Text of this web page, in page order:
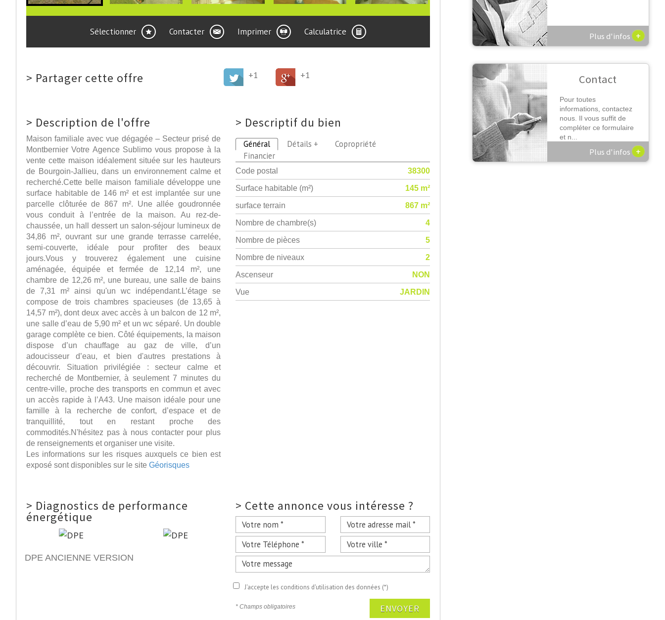
Sélectionner Contacter Imprimer Calculatrice
> Partager cette offre +1 +1
> Description de l'offre
Maison familiale avec vue dégagée – Secteur prisé de
Montbernier Votre Agence Sublimo vous propose à la
vente cette maison idéalement située sur les hauteurs
de Bourgoin-Jallieu, dans un environnement calme et
recherché.Cette belle maison familiale développe une
surface habitable de 146 m² et est implantée sur une
parcelle clôturée de 867 m². Une allée goudronnée
vous conduit à l’entrée de la maison. Au rez-de-
chaussée, un hall dessert un salon-séjour lumineux de
34,86 m², ouvrant sur une grande terrasse carrelée,
semi-couverte, idéale pour profiter des beaux
jours.Vous y trouverez également une cuisine
aménagée, équipée et fermée de 12,14 m², une
chambre de 12,26 m², une bureau, une salle de bains
de 7,31 m² ainsi qu'un wc indépendant.L’étage se
compose de trois chambres spacieuses (de 13,65 à
14,57 m²), dont deux avec accès à un balcon de 12 m²,
une salle d’eau de 5,90 m² et un wc séparé. Un double
garage complète ce bien. Côté équipements, la maison
dispose d’un chauffage au gaz de ville, d’un
adoucisseur d’eau, et bien d'autres prestations à
découvrir. Situation privilégiée : secteur calme et
recherché de Montbernier, à seulement 7 minutes du
centre-ville, proche des transports en commun et avec
un accès rapide à l’A43. Une maison idéale pour une
famille à la recherche de confort, d’espace et de
tranquillité, tout en restant proche des
commodités.N'hésitez pas à nous contacter pour plus
de renseignements et organiser une visite.
Les informations sur les risques auxquels ce bien est
exposé sont disponibles sur le site Géorisques
> Descriptif du bien
Général Détails +
Copropriété
Financier
Code postal
38300
Surface habitable (m²)
145 m²
surface terrain
867 m²
Nombre de chambre(s)
4
Nombre de pièces
5
Nombre de niveaux
2
Ascenseur
NON
Vue
JARDIN
> Diagnostics de performance
énergétique
DPE ANCIENNE VERSION
> Cette annonce vous intéresse ?
J'accepte les conditions d'utilisation des données (*)
* Champs obligatoires ENVOYER
Plus d'infos +
Contact
Pour toutes
informations, contactez
nous. Il vous suffit de
compléter ce formulaire
et n...
Plus d'infos +